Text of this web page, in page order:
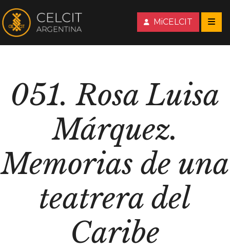
MiCELCIT
051. Rosa Luisa
Márquez.
Memorias de una
teatrera del
Caribe